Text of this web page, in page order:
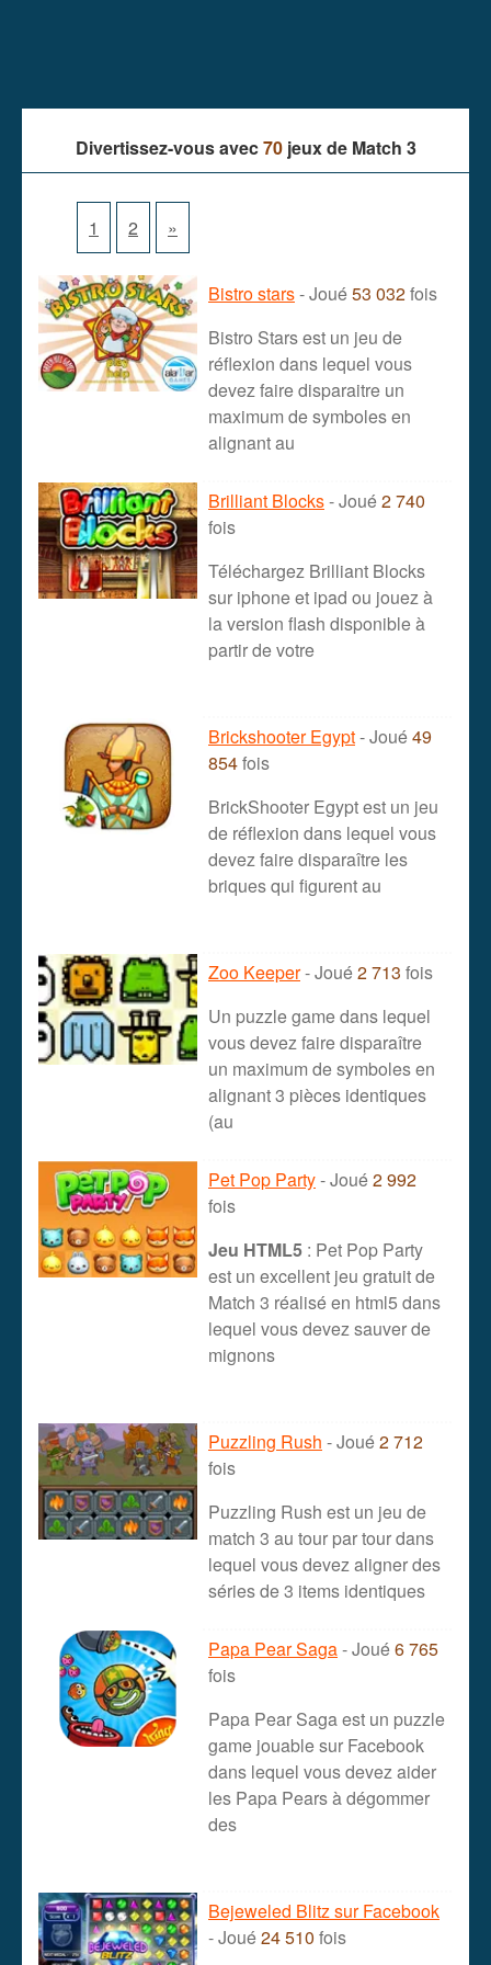
Divertissez-vous avec70jeux de Match 3
1 2 »
Bistro stars- Joué53 032fois
Bistro Stars est un jeu de
réflexion dans lequel vous
devez faire disparaitre un
maximum de symboles en
alignant au
Brilliant Blocks- Joué2 740
fois
Téléchargez Brilliant Blocks
sur iphone et ipad ou jouez à
la version flash disponible à
partir de votre
Brickshooter Egypt- Joué49
854fois
BrickShooter Egypt est un jeu
de réflexion dans lequel vous
devez faire disparaître les
briques qui figurent au
Zoo Keeper- Joué2 713 fois
Un puzzle game dans lequel
vous devez faire disparaître
un maximum de symboles en
alignant 3 pièces identiques
(au
Pet Pop Party- Joué2 992
fois
Jeu HTML5 : Pet Pop Party
est un excellent jeu gratuit de
Match 3 réalisé en html5 dans
lequel vous devez sauver de
mignons
Puzzling Rush - Joué2 712
fois
Puzzling Rush est un jeu de
match 3 au tour par tour dans
lequel vous devez aligner des
séries de 3 items identiques
Papa Pear Saga- Joué6 765
fois
Papa Pear Saga est un puzzle
game jouable sur Facebook
dans lequel vous devez aider
les Papa Pears à dégommer
des
Bejeweled Blitz sur Facebook
- Joué24 510 fois